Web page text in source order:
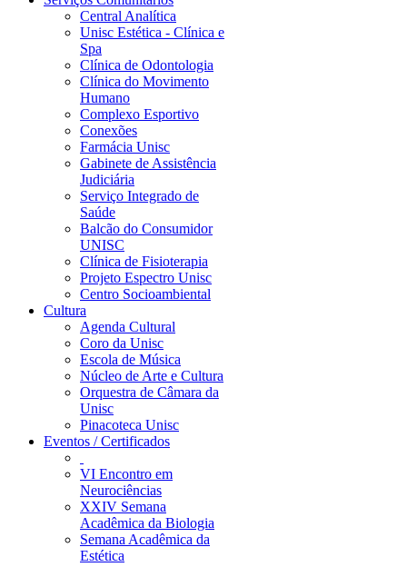
Central Analítica
Unisc Estética - Clínica e
Spa
Clínica de Odontologia
Clínica do Movimento
Humano
Complexo Esportivo
Conexões
Farmácia Unisc
Gabinete de Assistência
Judiciária
Serviço Integrado de
Saúde
Balcão do Consumidor
UNISC
Clínica de Fisioterapia
Projeto Espectro Unisc
Centro Socioambiental
Cultura
Agenda Cultural
Coro da Unisc
Escola de Música
Núcleo de Arte e Cultura
Orquestra de Câmara da
Unisc
Pinacoteca Unisc
Eventos / Certificados
VI Encontro em
Neurociências
XXIV Semana
Acadêmica da Biologia
Semana Acadêmica da
Estética